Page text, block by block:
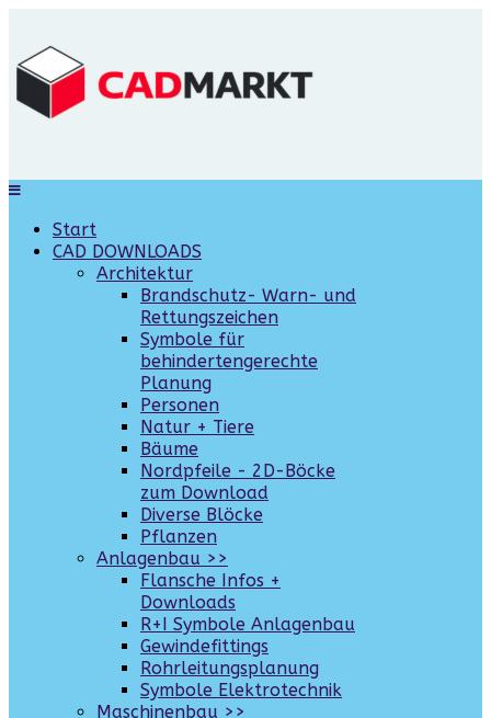
Start
CAD DOWNLOADS
Architektur
Brandschutz- Warn- und
Rettungszeichen
Symbole für
behindertengerechte
Planung
Personen
Natur + Tiere
Bäume
Nordpfeile - 2D-Böcke
zum Download
Diverse Blöcke
Pflanzen
Anlagenbau >>
Flansche Infos +
Downloads
R+I Symbole Anlagenbau
Gewindefittings
Rohrleitungsplanung
Symbole Elektrotechnik
Maschinenbau >>